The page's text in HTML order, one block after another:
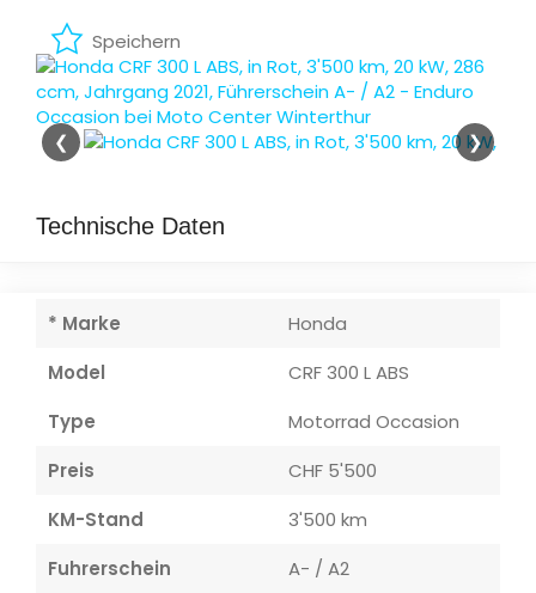
Speichern
❮ ❯
Technische Daten
* Marke
Honda
Model
CRF 300 L ABS
Type
Motorrad Occasion
Preis
CHF 5'500
KM-Stand
3'500 km
Fuhrerschein
A- / A2